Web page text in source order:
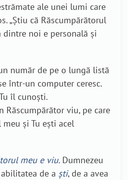
ale unei lumi care
„Știu că Răscumpărătorul
dintre noi e personală și
număr de pe o lungă listă
într-un computer ceresc.
îl cunoști.
Răscumpărător viu, pe care
și Tu ești acel
meu e viu. Dumnezeu
de a ști, de a avea